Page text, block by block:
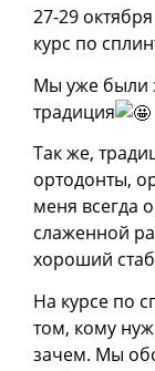
27-29
курс по
Мы уже были
традиция
Так же,
ортодонты,
меня всегда
слаженной
хороший
На курсе по
том, кому
зачем. Мы